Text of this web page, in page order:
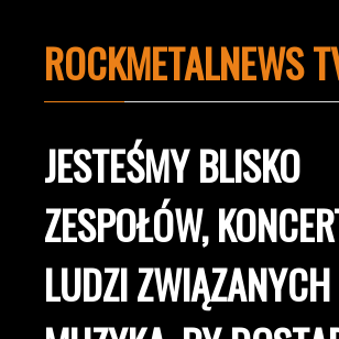
ROCKMETALNEWS
JESTEŚMY BLISKO
ZESPOŁÓW,
LUDZI